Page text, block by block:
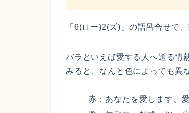
「6(ロー)2(ズ)」の語呂合せで
バラといえば愛する人へ送る情
みると、なんと色によっても異
赤：あなたを愛します、